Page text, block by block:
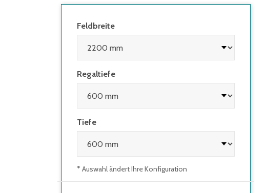
Feldbreite
Regaltiefe
Tiefe
* Auswahl ändert Ihre Konfiguration